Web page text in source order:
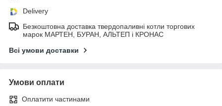
Delivery
Безкоштовна доставка твердопаливні котли торгових
марок МАРТЕН, БУРАН, АЛЬТЕП і КРОНАС
Всі умови доставки
Умови оплати
Оплатити частинами